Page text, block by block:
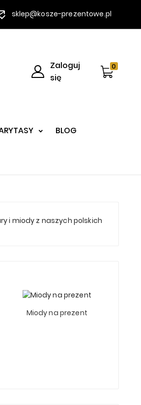
sklep@kosze-prezentowe.pl
Zaloguj
się
0
BLOG
i miody z naszych polskich
Miody na prezent